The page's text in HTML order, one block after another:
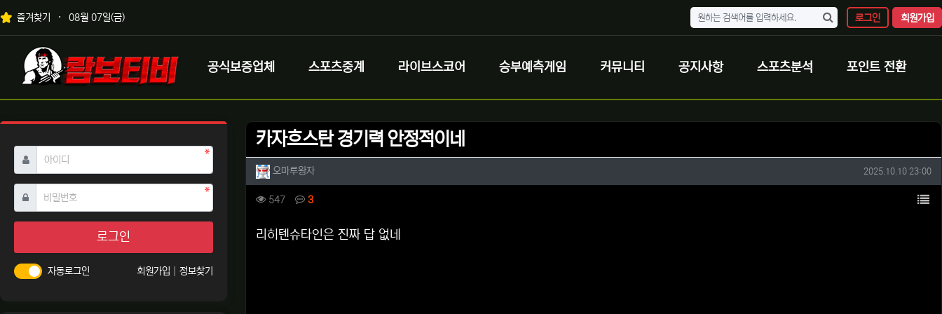
상단 네비
즐겨찾기 08월 07일(금) 로그인 회원가입
메인 메뉴
로고
공식보증업체 스포츠중계 라이브스코어 승부예측게임 커뮤니티 공지사항 스포츠분석 포인트 전환
카자흐스탄 경기력 안정적이네
작성자 정보
오마루왕자작성 작성일
2025.10.10 23:00
컨텐츠 정보
547조회 3댓글 목
본문
리히텐슈타인은 진짜 답 없네
아이디 필수
비밀번호필수
로그인
자동로그인 회원가입 정보찾기